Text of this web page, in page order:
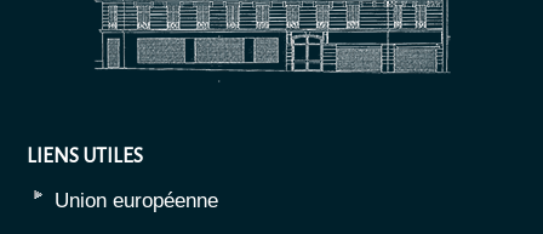
LIENS UTILES
Union européenne